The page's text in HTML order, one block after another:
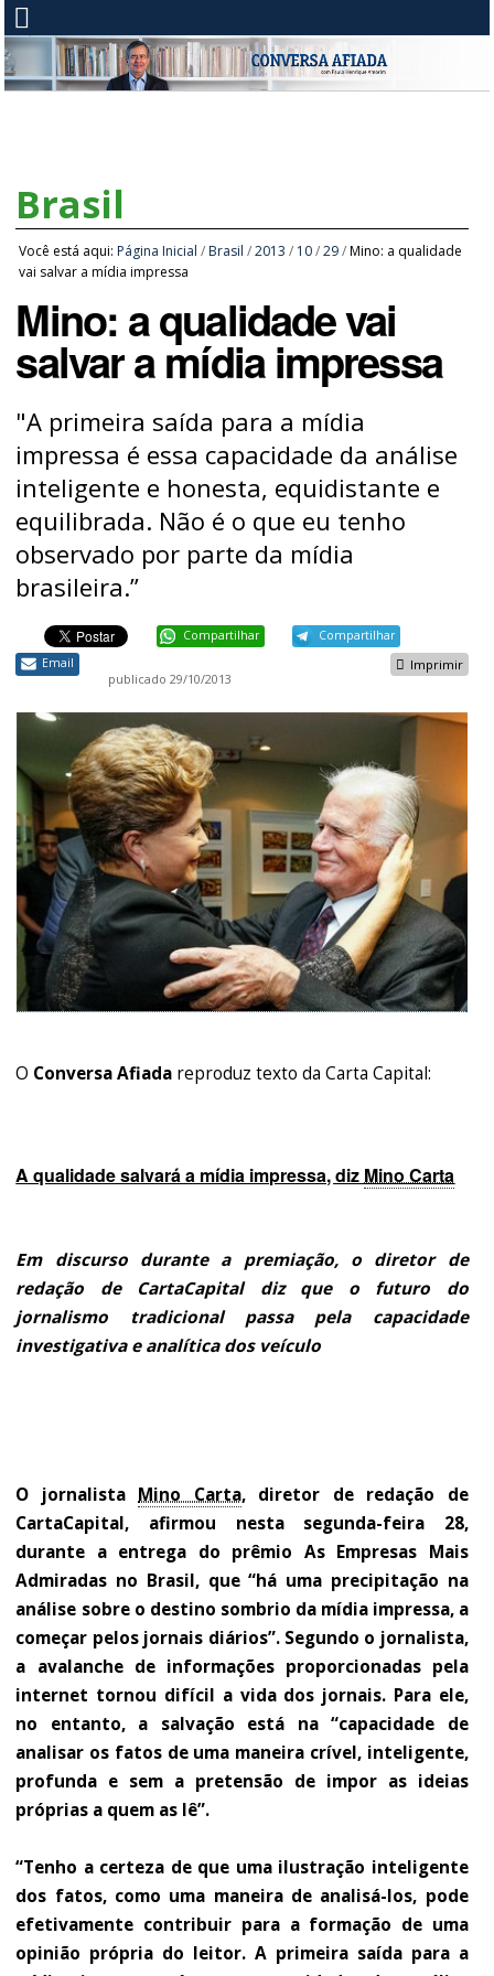
Brasil
Você está aqui: Página Inicial / Brasil /2013 / 10 /29 /Mino: a qualidade
vai salvar a mídia impressa
Mino: a qualidade vai
salvar a mídia impressa
"A primeira saída para a mídia
impressa é essa capacidade da análise
inteligente e honesta, equidistante e
equilibrada. Não é o que eu tenho
observado por parte da mídia
brasileira.”
Compartilhar
Compartilhar
Email
Imprimir
publicado 29/10/2013
O Conversa Afiada reproduz texto da Carta Capital:
A qualidade salvará a mídia impressa, diz Mino Carta
Em discurso durante a premiação, o diretor de
redação de CartaCapital diz que o futuro do
jornalismo tradicional passa pela capacidade
investigativa e analítica dos veículo
O jornalista Mino Carta, diretor de redação de
CartaCapital, afirmou nesta segunda-feira 28,
durante a entrega do prêmio As Empresas Mais
Admiradas no Brasil, que “há uma precipitação na
análise sobre o destino sombrio da mídia impressa, a
começar pelos jornais diários”. Segundo o jornalista,
a avalanche de informações proporcionadas pela
internet tornou difícil a vida dos jornais. Para ele,
no entanto, a salvação está na “capacidade de
analisar os fatos de uma maneira crível, inteligente,
profunda e sem a pretensão de impor as ideias
próprias a quem as lê”.
“Tenho a certeza de que uma ilustração inteligente
dos fatos, como uma maneira de analisá-los, pode
efetivamente contribuir para a formação de uma
opinião própria do leitor. A primeira saída para a